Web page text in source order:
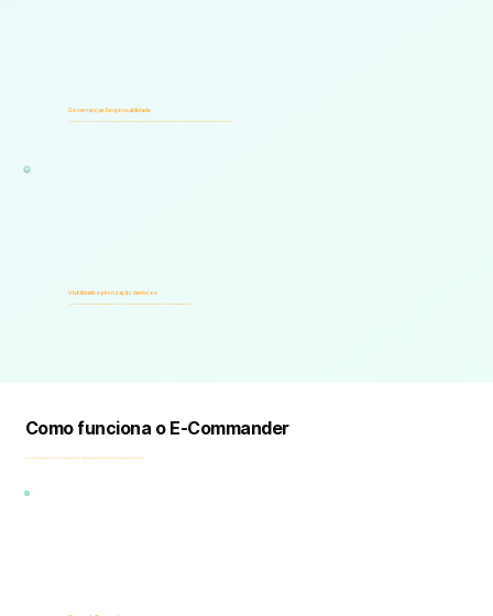
Governança e Responsabilidade
Visibilidade e priorização de riscos
Como funciona o E-Commander